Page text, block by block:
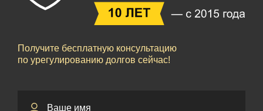
Получите бесплатную консультацию
по урегулированию долгов сейчас!